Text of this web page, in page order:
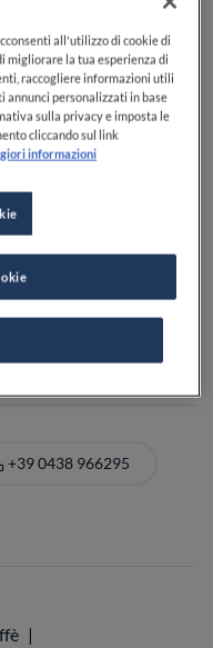
0 0
TV
19:30-21:30
+39 0438 966295
all'utilizzo di cookie di
migliorare la tua esperienza di
raccogliere informazioni utili
annunci personalizzati in base
sulla privacy e imposta le
cliccando sul link
informazioni